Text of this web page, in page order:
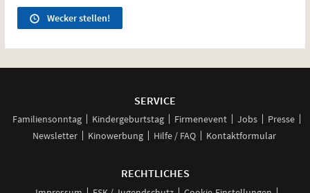
Wecker stellen!
SERVICE
Familiensonntag Kindergeburtstag Firmenevent Jobs
Presse
Newsletter
Kinowerbung Hilfe / FAQ Kontaktformular
RECHTLICHES